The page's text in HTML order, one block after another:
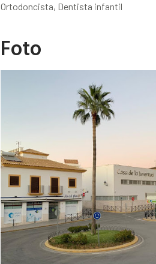
Ortodoncista, Dentista infantil
Foto